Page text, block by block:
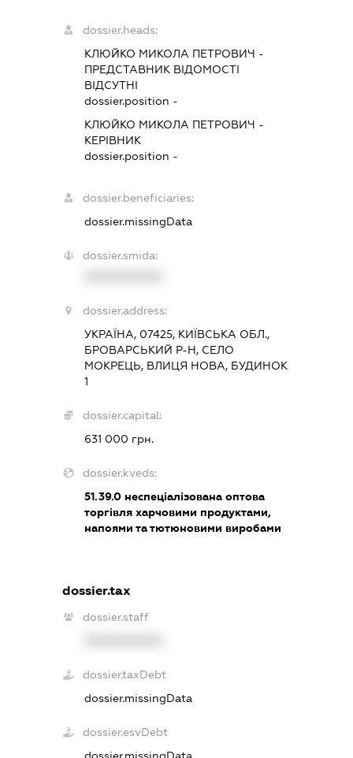
dossier.heads:
КЛЮЙКО МИКОЛА ПЕТРОВИЧ -
ПРЕДСТАВНИК ВІДОМОСТІ
ВІДСУТНІ
dossier.position -
КЛЮЙКО МИКОЛА ПЕТРОВИЧ -
КЕРІВНИК
dossier.position -
dossier.beneficiaries:
dossier.missingData
dossier.smida:
dossier.address:
УКРАЇНА, 07425, КИЇВСЬКА ОБЛ.,
БРОВАРСЬКИЙ Р-Н, СЕЛО
МОКРЕЦЬ, ВЛИЦЯ НОВА, БУДИНОК
1
dossier.capital:
631 000 грн.
dossier.kveds:
51.39.0неспеціалізована оптова
торгівля харчовими продуктами,
напоями та тютюновими виробами
dossier.tax
dossier.staff
dossier.taxDebt
dossier.missingData
dossier.esvDebt